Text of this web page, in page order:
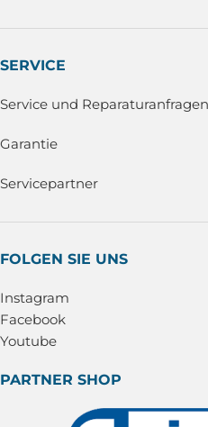
SERVICE
Service und Reparaturanfragen
Garantie
Servicepartner
FOLGEN SIE UNS
Instagram
Facebook
Youtube
PARTNER SHOP